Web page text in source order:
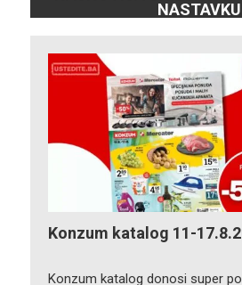
NASTAVKU
Konzum katalog 11-
Konzum katalog donosi super